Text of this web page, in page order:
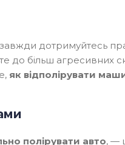
дотримуйтесь
до більш агресивних
як відполірувати
полірувати авто, —
Ваше